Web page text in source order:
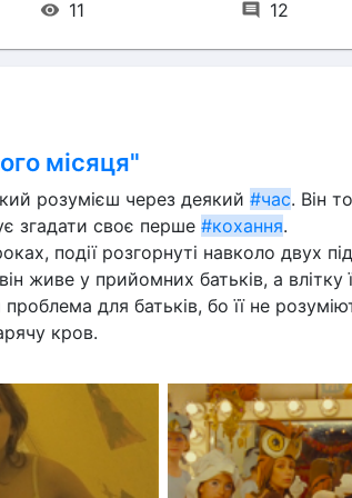
11 12
місяця"
розумієш через деякий #час. Він
згадати своє перше #кохання.
події розгорнуті навколо двух
живе у прийомних батьків, а влітку
для батьків, бо її не
кров.